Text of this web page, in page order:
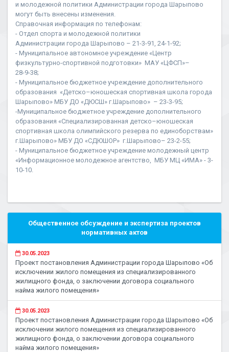
и молодежной политики Администрации города Шарыпово
могут быть внесены изменения.
Справочная информация по телефонам:
- Отдел спорта и молодежной политики
Администрации города Шарыпово – 21-3-91, 24-1-92;
- Муниципальное автономное учреждение «Центр
физкультурно-спортивной подготовки» МАУ «ЦФСП»–
28-9-38;
- Муниципальное бюджетное учреждение дополнительного
образования «Детско–юношеская спортивная школа города
Шарыпово» МБУ ДО «ДЮСШ» г.Шарыпово» – 23-3-95;
-Муниципальное бюджетное учреждение дополнительного
образования «Специализированная детско–юношеская
спортивная школа олимпийского резерва по единоборствам»
г.Шарыпово» МБУ ДО «СДЮШОР» г.Шарыпово– 23-2-55;
- Муниципальное бюджетное учреждение молодежный центр
«Информационное молодежное агентство, МБУ МЦ «ИМА» - 3-
10-10.
Общественное обсуждение и экспертиза проектов
нормативных актов
30.05.2023
Проект постановления Администрации города Шарыпово «Об
исключении жилого помещения из специализированного
жилищного фонда, о заключении договора социального
найма жилого помещения»
30.05.2023
Проект постановления Администрации города Шарыпово «Об
исключении жилого помещения из специализированного
жилищного фонда, о заключении договора социального
найма жилого помещения»